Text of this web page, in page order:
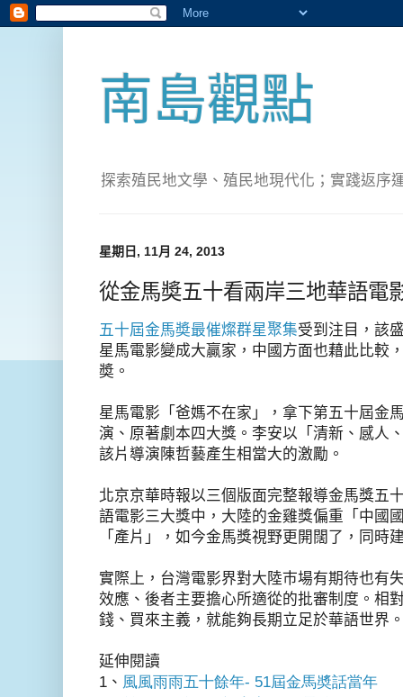
南島觀點
探索殖民地文學、殖民地現代化；實踐返序
星期日, 11月 24, 2013
從金馬奬五十看兩岸三地華語電
五十屆金馬奬最催燦群星聚集受到注目，該
星馬電影變成大贏家，中國方面也藉此比較
奬。
星馬電影「爸媽不在家」，拿下第五十屆金
演、原著劇本四大獎。李安以「清新、感人
該片導演陳哲藝產生相當大的激勵。
北京京華時報以三個版面完整報導金馬獎五
語電影三大獎中，大陸的金雞獎偏重「中國
「產片」，如今金馬獎視野更開闊了，同時
實際上，台灣電影界對大陸巿場有期待也有
效應、後者主要擔心所適從的批審制度。相
錢、買來主義，就能夠長期立足於華語世界
延伸閱讀
1、 風風雨雨五十餘年- 51屆金馬奬話當年